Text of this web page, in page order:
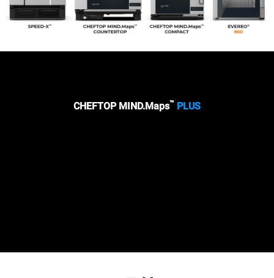
CHEFTOP MIND.Maps™ PLUS